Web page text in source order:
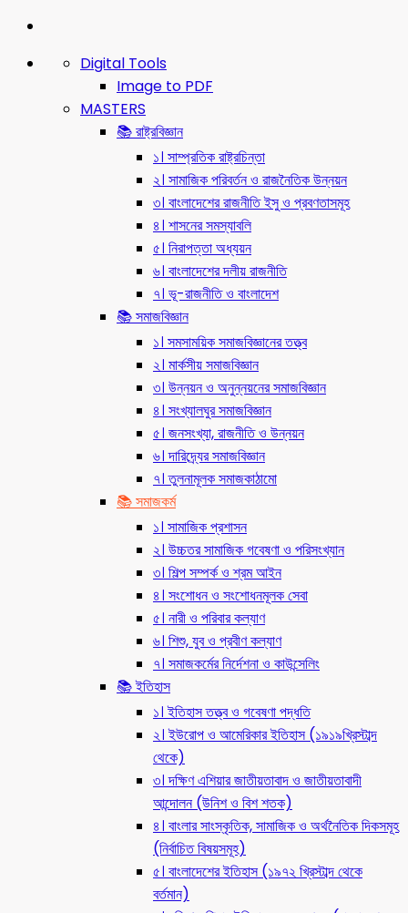
Digital Tools
Image to PDF
MASTERS
📚 রাষ্ট্রবিজ্ঞান
১। সাম্প্রতিক রাষ্ট্রচিন্তা
২। সামাজিক পরিবর্তন ও রাজনৈতিক উন্নয়ন
৩। বাংলাদেশের রাজনীতি ইসু ও প্রবণতাসমূহ
৪। শাসনের সমস্যাবলি
৫। নিরাপত্তা অধ্যয়ন
৬। বাংলাদেশের দলীয় রাজনীতি
৭। ভূ-রাজনীতি ও বাংলাদেশ
📚 সমাজবিজ্ঞান
১। সমসাময়িক সমাজবিজ্ঞানের তত্ত্ব
২। মার্কসীয় সমাজবিজ্ঞান
৩। উন্নয়ন ও অনুন্নয়নের সমাজবিজ্ঞান
৪। সংখ্যালঘুর সমাজবিজ্ঞান
৫। জনসংখ্যা, রাজনীতি ও উন্নয়ন
৬। দারিদ্র্যের সমাজবিজ্ঞান
৭। তুলনামূলক সমাজকাঠামো
📚 সমাজকর্ম
১। সামাজিক প্রশাসন
২। উচ্চতর সামাজিক গবেষণা ও পরিসংখ্যান
৩। শিল্প সম্পর্ক ও শ্রম আইন
৪। সংশোধন ও সংশোধনমূলক সেবা
৫। নারী ও পরিবার কল্যাণ
৬। শিশু, যুব ও প্রবীণ কল্যাণ
৭। সমাজকর্মের নির্দেশনা ও কাউন্সেলিং
📚 ইতিহাস
১। ইতিহাস তত্ত্ব ও গবেষণা পদ্ধতি
২। ইউরোপ ও আমেরিকার ইতিহাস (১৯১৯খ্রিস্টাব্দ
থেকে)
৩। দক্ষিণ এশিয়ার জাতীয়তাবাদ ও জাতীয়তাবাদী
আন্দোলন (উনিশ ও বিশ শতক)
৪। বাংলার সাংস্কৃতিক, সামাজিক ও অর্থনৈতিক দিকসমূহ
(নির্বাচিত বিষয়সমূহ)
৫। বাংলাদেশের ইতিহাস (১৯৭২ খ্রিস্টাব্দ থেকে
বর্তমান)